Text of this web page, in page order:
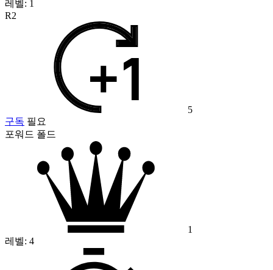
레벨: 1
R2
5
구독 필요
포워드 폴드
1
레벨: 4